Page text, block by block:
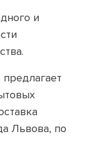
и
Львова, по